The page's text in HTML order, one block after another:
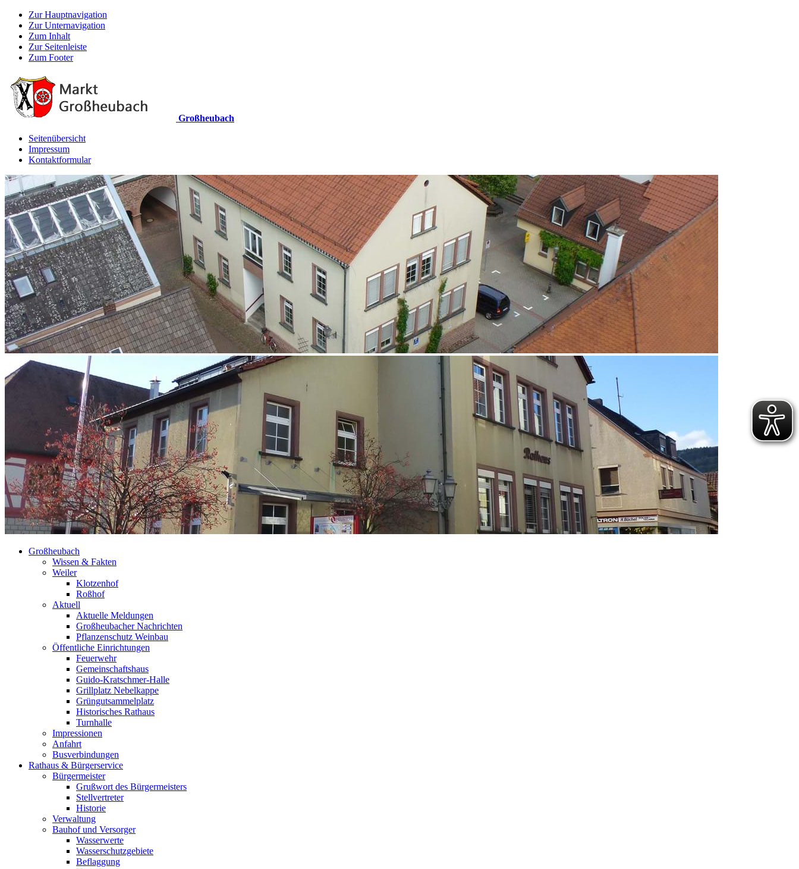
Zur Hauptnavigation
Zur Unternavigation
Zum Inhalt
Zur Seitenleiste
Zum Footer
Großheubach
Seitenübersicht
Impressum
Kontaktformular
Großheubach
Wissen & Fakten
Weiler
Klotzenhof
Roßhof
Aktuell
Aktuelle Meldungen
Großheubacher Nachrichten
Pflanzenschutz Weinbau
Öffentliche Einrichtungen
Feuerwehr
Gemeinschaftshaus
Guido-Kratschmer-Halle
Grillplatz Nebelkappe
Grüngutsammelplatz
Historisches Rathaus
Turnhalle
Impressionen
Anfahrt
Busverbindungen
Rathaus & Bürgerservice
Bürgermeister
Grußwort des Bürgermeisters
Stellvertreter
Historie
Verwaltung
Bauhof und Versorger
Wasserwerte
Wasserschutzgebiete
Beflaggung